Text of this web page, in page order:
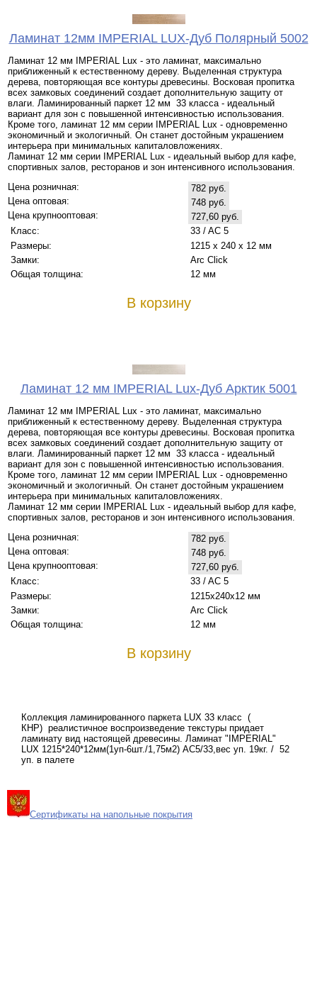
Ламинат 12мм IMPERIAL LUX-Дуб Полярный 5002
Ламинат 12 мм IMPERIAL Lux - это ламинат, максимально
приближенный к естественному дереву. Выделенная структура
дерева, повторяющая все контуры древесины. Восковая пропитка
всех замковых соединений создает дополнительную защиту от
влаги. Ламинированный паркет 12 мм 33 класса - идеальный
вариант для зон с повышенной интенсивностью использования.
Кроме того, ламинат 12 мм серии IMPERIAL Lux - одновременно
экономичный и экологичный. Он станет достойным украшением
интерьера при минимальных капиталовложениях.
Ламинат 12 мм серии IMPERIAL Lux - идеальный выбор для кафе,
спортивных залов, ресторанов и зон интенсивного использования.
Цена розничная:
782 руб.
Цена оптовая:
748 руб.
Цена крупнооптовая:
727,60 руб.
Класс:
33 / AC 5
Размеры:
1215 х 240 х 12 мм
Замки:
Arc Click
Общая толщина:
12 мм
В корзину
Ламинат 12 мм IMPERIAL Lux-Дуб Арктик 5001
Ламинат 12 мм IMPERIAL Lux - это ламинат, максимально
приближенный к естественному дереву. Выделенная структура
дерева, повторяющая все контуры древесины. Восковая пропитка
всех замковых соединений создает дополнительную защиту от
влаги. Ламинированный паркет 12 мм 33 класса - идеальный
вариант для зон с повышенной интенсивностью использования.
Кроме того, ламинат 12 мм серии IMPERIAL Lux - одновременно
экономичный и экологичный. Он станет достойным украшением
интерьера при минимальных капиталовложениях.
Ламинат 12 мм серии IMPERIAL Lux - идеальный выбор для кафе,
спортивных залов, ресторанов и зон интенсивного использования.
Цена розничная:
782 руб.
Цена оптовая:
748 руб.
Цена крупнооптовая:
727,60 руб.
Класс:
33 / AC 5
Размеры:
1215х240х12 мм
Замки:
Arc Click
Общая толщина:
12 мм
В корзину
Коллекция ламинированного паркета LUX 33 класс (
КНР) реалистичное воспроизведение текстуры придает
ламинату вид настоящей древесины. Ламинат "IMPERIAL"
LUX 1215*240*12мм(1уп-6шт./1,75м2) АС5/33,вес уп. 19кг. / 52
уп. в палете
Сертификаты на напольные покрытия